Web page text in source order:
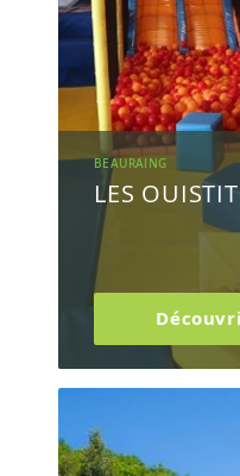
BEAURAING
LES